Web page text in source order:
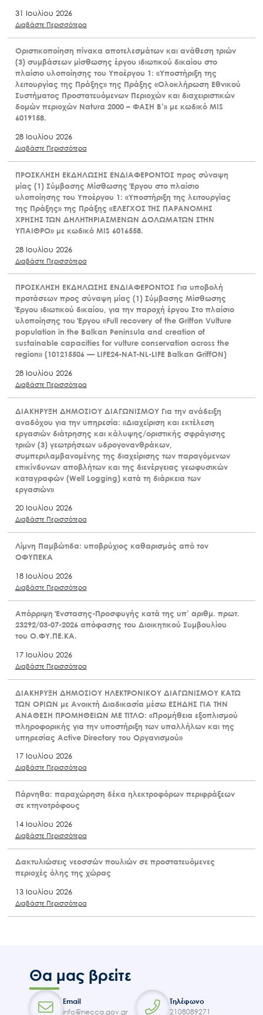
31 Ιουλίου 2026
Διαβάστε Περισσότερα
Οριστικοποίηση πίνακα αποτελεσμάτων και ανάθεση τριών
(3) συμβάσεων μίσθωσης έργου ιδιωτικού δικαίου στο
πλαίσιο υλοποίησης του Υποέργου 1: «Υποστήριξη της
λειτουργίας της Πράξης» της Πράξης «Ολοκλήρωση Εθνικού
Συστήματος Προστατευόμενων Περιοχών και διαχειριστικών
δομών περιοχών Natura 2000 – ΦΑΣΗ Β’» με κωδικό MIS
6019158.
28 Ιουλίου 2026
Διαβάστε Περισσότερα
ΠΡΟΣΚΛΗΣΗ ΕΚΔΗΛΩΣΗΣ ΕΝΔΙΑΦΕΡΟΝΤΟΣ προς σύναψη
μίας (1) Σύμβασης Μίσθωσης Έργου στο πλαίσιο
υλοποίησης του Υποέργου 1: «Υποστήριξη της λειτουργίας
της Πράξης» της Πράξης «ΕΛΕΓΧΟΣ ΤΗΣ ΠΑΡΑΝΟΜΗΣ
ΧΡΗΣΗΣ ΤΩΝ ΔΗΛΗΤΗΡΙΑΣΜΕΝΩΝ ΔΟΛΩΜΑΤΩΝ ΣΤΗΝ
ΥΠΑΙΘΡΟ» με κωδικό MIS 6016558.
28 Ιουλίου 2026
Διαβάστε Περισσότερα
ΠΡΟΣΚΛΗΣΗ ΕΚΔΗΛΩΣΗΣ ΕΝΔΙΑΦΕΡΟΝΤΟΣ Για υποβολή
προτάσεων προς σύναψη μίας (1) Σύμβασης Μίσθωσης
Έργου ιδιωτικού δικαίου, για την παροχή έργου Στο πλαίσιο
υλοποίησης του Έργου «Full recovery of the Griffon Vulture
population in the Balkan Peninsula and creation of
sustainable capacities for vulture conservation across the
region» (101215506 — LIFE24-NAT-NL-LIFE Balkan GriffON)
28 Ιουλίου 2026
Διαβάστε Περισσότερα
ΔΙΑΚΗΡΥΞΗ ΔΗΜΟΣΙΟΥ ΔΙΑΓΩΝΙΣΜΟΥ Για την ανάδειξη
αναδόχου για την υπηρεσία: «Διαχείριση και εκτέλεση
εργασιών διάτρησης και κάλυψης/οριστικής σφράγισης
τριών (3) γεωτρήσεων υδρογονανθράκων,
συμπεριλαμβανομένης της διαχείρισης των παραγόμενων
επικίνδυνων αποβλήτων και της διενέργειας γεωφυσικών
καταγραφών (Well Logging) κατά τη διάρκεια των
εργασιών»
20 Ιουλίου 2026
Διαβάστε Περισσότερα
Λίμνη Παμβώτιδα: υποβρύχιος καθαρισμός από τον
ΟΦΥΠΕΚΑ
18 Ιουλίου 2026
Διαβάστε Περισσότερα
Απόρριψη Ένστασης-Προσφυγής κατά της υπ’ αριθμ. πρωτ.
23292/03-07-2026 απόφασης του Διοικητικού Συμβουλίου
του Ο.ΦΥ.ΠΕ.ΚΑ.
17 Ιουλίου 2026
Διαβάστε Περισσότερα
ΔΙΑΚΗΡΥΞΗ ΔΗΜΟΣΙΟΥ ΗΛΕΚΤΡΟΝΙΚΟΥ ΔΙΑΓΩΝΙΣΜΟΥ ΚΑΤΩ
ΤΩΝ ΟΡΙΩΝ με Ανοικτή Διαδικασία μέσω ΕΣΗΔΗΣ ΓΙΑ ΤΗΝ
ΑΝΑΘΕΣΗ ΠΡΟΜΗΘΕΙΩΝ ΜΕ ΤΙΤΛΟ: «Προμήθεια εξοπλισμού
πληροφορικής για την υποστήριξη των υπαλλήλων και της
υπηρεσίας Active Directory του Οργανισμού»
17 Ιουλίου 2026
Διαβάστε Περισσότερα
Πάρνηθα: παραχώρηση δέκα ηλεκτροφόρων περιφράξεων
σε κτηνοτρόφους
14 Ιουλίου 2026
Διαβάστε Περισσότερα
Δακτυλιώσεις νεοσσών πουλιών σε προστατευόμενες
περιοχές όλης της χώρας
13 Ιουλίου 2026
Διαβάστε Περισσότερα
Θα μας βρείτε
Email
info@necca.gov.gr
Τηλέφωνο
2108089271